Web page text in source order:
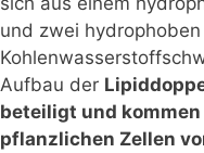
und zwei
Aufbau der
beteiligt und
pflanzlichen Zellen